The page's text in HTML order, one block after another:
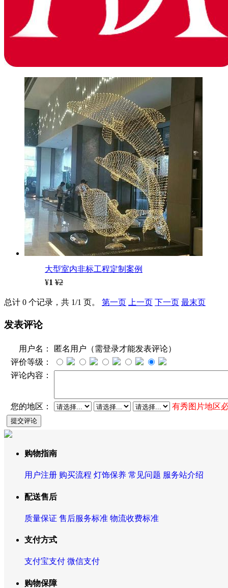
大型室内非标工程定制案例
¥1 ¥2
总计 0 个记录，共 1/1 页。 第一页 上一页 下一页 最末页
发表评论
用户名：
匿名用户（需登录才能发表评论）
评价等级：
评论内容：
您的地区： 有秀图片地区
购物指南
用户注册 购买流程 灯饰保养 常见问题 服务站介绍
配送售后
质量保证 售后服务标准 物流收费标准
支付方式
支付宝支付 微信支付
购物保障